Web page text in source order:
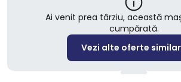
Ai venit prea târziu, această
cumpărată.
Vezi alte oferte